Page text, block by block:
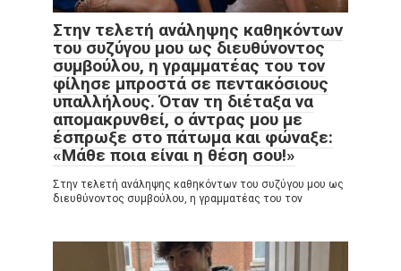
Στην τελετή ανάληψης καθηκόντων
του συζύγου μου ως διευθύνοντος
συμβούλου, η γραμματέας του τον
φίλησε μπροστά σε πεντακόσιους
υπαλλήλους. Όταν τη διέταξα να
απομακρυνθεί, ο άντρας μου με
έσπρωξε στο πάτωμα και φώναξε:
«Μάθε ποια είναι η θέση σου!»
Στην τελετή ανάληψης καθηκόντων του συζύγου μου ως
διευθύνοντος συμβούλου, η γραμματέας του τον